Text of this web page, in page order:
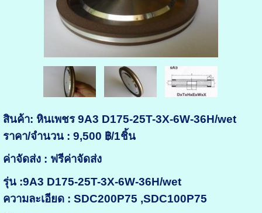
สินค้า: หินเพชร 9A3 D175-25T-3X-6W-36H/wet
ราคา/จำนวน : 9,500 ฿/1ชิ้น
ค่าจัดส่ง : ฟรีค่าจัดส่ง
รุ่น :9A3 D175-25T-3X-6W-36H/wet
ความละเอียด : SDC200P75 ,SDC100P75